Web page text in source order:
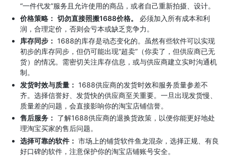
“一件代发”服务且允许使用的商品，或者自己重新拍摄、设计。
价格策略： 切勿直接照搬1688价格。
必须加入所有成本和利
润，合理定价，否则会亏本或缺乏竞争力。
库存同步： 1688的库存是动态变化的。虽然有些软件可以实现
初步的库存同步，但仍可能出现“超卖”（你卖了，但供应商已无
货）的情况。需密切关注库存信息，或与供应商建立实时沟通机
制。
发货时效与质量： 1688供应商的发货时效和服务质量参差不
齐。选择信誉好、发货快的供应商至关重要。一旦出现发货慢、
质量差的问题，会直接影响你的淘宝店铺信誉。
售后服务： 了解1688供应商的退换货政策，以便你能更好地处
理淘宝买家的售后问题。
选择可靠的软件： 市场上的铺货软件鱼龙混杂，选择正规、有良
好口碑的软件，注意保护你的淘宝店铺账号安全。